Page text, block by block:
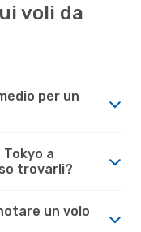
voli da
per un
a
trovarli?
un volo